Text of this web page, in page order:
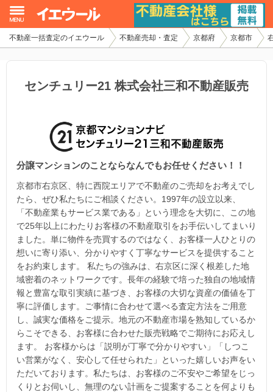
不動産一括査定のイエウール 不動産売却・査定 京都府 京都市
センチュリー21 株式会社三和不動産販売
分譲マンションのことならなんでもお任せください！！
京都市右京区、特に西院エリアで不動産のご売却をお考えでし
たら、ぜひ私たちにご相談ください。1997年の設立以来、
「不動産業もサービス業である」という理念を大切に、この地
で25年以上にわたりお客様の不動産取引をお手伝いしてまいり
ました。単に物件を売買するのではなく、お客様一人ひとりの
想いに寄り添い、分かりやすく丁寧なサービスを提供すること
をお約束します。 私たちの強みは、右京区に深く根差した地
域密着のネットワークです。長年の経験で培った独自の地域情
報と豊富な取引実績に基づき、お客様の大切な資産の価値を丁
寧に評価します。ご事情に合わせて選べる査定方法をご用意
し、誠実な価格をご提示。地元の不動産市場を熟知しているか
らこそできる、お客様に合わせた販売戦略でご期待にお応えし
ます。 お客様からは「説明が丁寧で分かりやすい」「しつこ
い営業がなく、安心して任せられた」といった嬉しいお声をい
ただいております。私たちは、お客様のご不安やご希望をじっ
くりとお伺いし、無理のない計画をご提案することを何よりも
イエウール加盟希望の不動産会社様
不動産の売却・一括査定
家査定シミュレーター
お問い合わせ